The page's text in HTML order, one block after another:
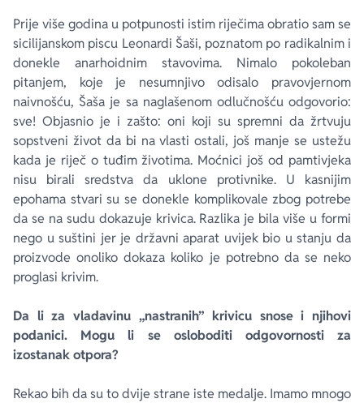
Prije više godina u potpunosti istim riječima obratio sam se
sicilijanskom piscu Leonardi Šaši, poznatom po radikalnim i
donekle anarhoidnim stavovima. Nimalo pokoleban
pitanjem, koje je nesumnjivo odisalo pravovjernom
naivnošću, Šaša je sa naglašenom odlučnošću odgovorio:
sve! Objasnio je i zašto: oni koji su spremni da žrtvuju
sopstveni život da bi na vlasti ostali, još manje se ustežu
kada je riječ o tuđim životima. Moćnici još od pamtivjeka
nisu birali sredstva da uklone protivnike. U kasnijim
epohama stvari su se donekle komplikovale zbog potrebe
da se na sudu dokazuje krivica. Razlika je bila više u formi
nego u suštini jer je državni aparat uvijek bio u stanju da
proizvode onoliko dokaza koliko je potrebno da se neko
proglasi krivim.
Da li za vladavinu „nastranih” krivicu snose i njihovi
podanici. Mogu li se osloboditi odgovornosti za
izostanak otpora?
Rekao bih da su to dvije strane iste medalje. Imamo mnogo